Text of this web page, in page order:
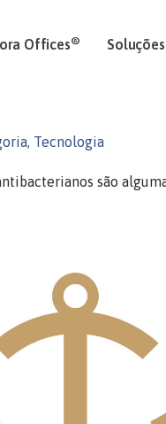
Offices® Soluções
, Tecnologia
são